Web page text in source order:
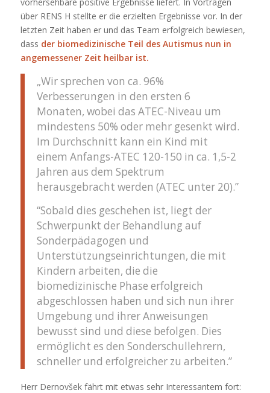
über RENS H stellte er die erzielten Ergebnisse vor. In der
letzten Zeit haben er und das Team erfolgreich bewiesen,
dass der biomedizinische Teil des Autismus nun in
angemessener Zeit heilbar ist.
„Wir sprechen von ca. 96%
Verbesserungen in den ersten 6
Monaten, wobei das ATEC-Niveau um
mindestens 50% oder mehr gesenkt wird.
Im Durchschnitt kann ein Kind mit
einem Anfangs-ATEC 120-150 in ca. 1,5-2
Jahren aus dem Spektrum
herausgebracht werden (ATEC unter 20).”
“Sobald dies geschehen ist, liegt der
Schwerpunkt der Behandlung auf
Sonderpädagogen und
Unterstützungseinrichtungen, die mit
Kindern arbeiten, die die
biomedizinische Phase erfolgreich
abgeschlossen haben und sich nun ihrer
Umgebung und ihrer Anweisungen
bewusst sind und diese befolgen. Dies
ermöglicht es den Sonderschullehrern,
schneller und erfolgreicher zu arbeiten.”
Herr Dernovšek fährt mit etwas sehr Interessantem fort: